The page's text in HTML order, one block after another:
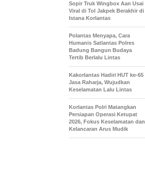
Sopir Truk Wingbox Aan Usai
Viral di Tol Jakpek Berakhir di
Istana Korlantas
Polantas Menyapa, Cara
Humanis Satlantas Polres
Badung Bangun Budaya
Tertib Berlalu Lintas
Kakorlantas Hadiri HUT ke-65
Jasa Raharja, Wujudkan
Keselamatan Lalu Lintas
Korlantas Polri Matangkan
Persiapan Operasi Ketupat
2026, Fokus Keselamatan dan
Kelancaran Arus Mudik